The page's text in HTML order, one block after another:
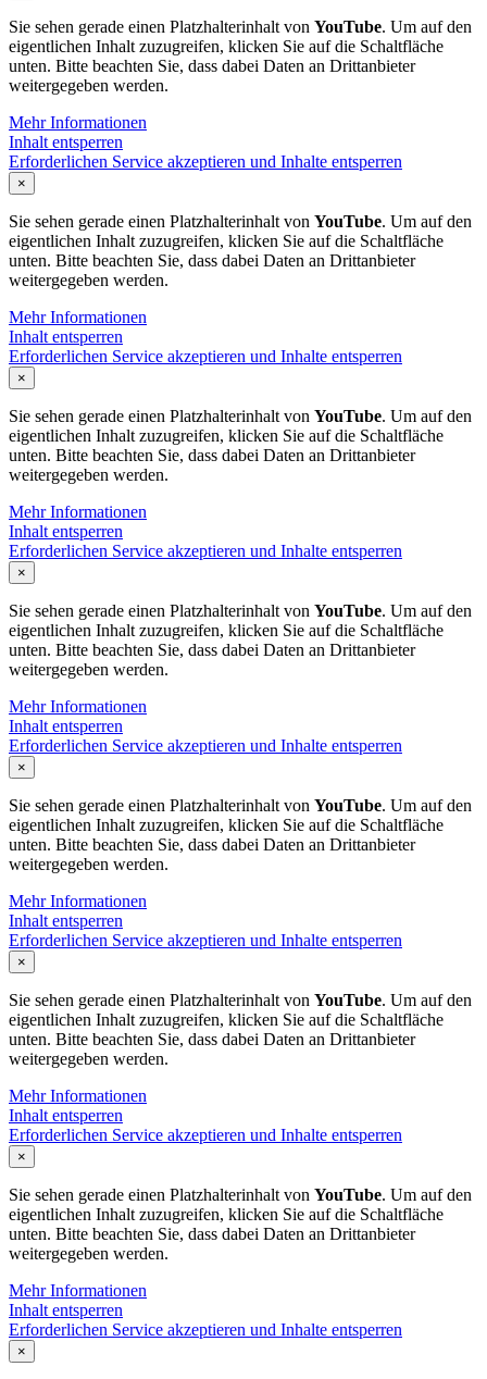
Sie sehen gerade einen Platzhalterinhalt von YouTube. Um auf den
eigentlichen Inhalt zuzugreifen, klicken Sie auf die Schaltfläche
unten. Bitte beachten Sie, dass dabei Daten an Drittanbieter
weitergegeben werden.
Mehr Informationen
Inhalt entsperren
Erforderlichen Service akzeptieren und Inhalte entsperren
×
Sie sehen gerade einen Platzhalterinhalt von YouTube. Um auf den
eigentlichen Inhalt zuzugreifen, klicken Sie auf die Schaltfläche
unten. Bitte beachten Sie, dass dabei Daten an Drittanbieter
weitergegeben werden.
Mehr Informationen
Inhalt entsperren
Erforderlichen Service akzeptieren und Inhalte entsperren
×
Sie sehen gerade einen Platzhalterinhalt von YouTube. Um auf den
eigentlichen Inhalt zuzugreifen, klicken Sie auf die Schaltfläche
unten. Bitte beachten Sie, dass dabei Daten an Drittanbieter
weitergegeben werden.
Mehr Informationen
Inhalt entsperren
Erforderlichen Service akzeptieren und Inhalte entsperren
×
Sie sehen gerade einen Platzhalterinhalt von YouTube. Um auf den
eigentlichen Inhalt zuzugreifen, klicken Sie auf die Schaltfläche
unten. Bitte beachten Sie, dass dabei Daten an Drittanbieter
weitergegeben werden.
Mehr Informationen
Inhalt entsperren
Erforderlichen Service akzeptieren und Inhalte entsperren
×
Sie sehen gerade einen Platzhalterinhalt von YouTube. Um auf den
eigentlichen Inhalt zuzugreifen, klicken Sie auf die Schaltfläche
unten. Bitte beachten Sie, dass dabei Daten an Drittanbieter
weitergegeben werden.
Mehr Informationen
Inhalt entsperren
Erforderlichen Service akzeptieren und Inhalte entsperren
×
Sie sehen gerade einen Platzhalterinhalt von YouTube. Um auf den
eigentlichen Inhalt zuzugreifen, klicken Sie auf die Schaltfläche
unten. Bitte beachten Sie, dass dabei Daten an Drittanbieter
weitergegeben werden.
Mehr Informationen
Inhalt entsperren
Erforderlichen Service akzeptieren und Inhalte entsperren
×
Sie sehen gerade einen Platzhalterinhalt von YouTube. Um auf den
eigentlichen Inhalt zuzugreifen, klicken Sie auf die Schaltfläche
unten. Bitte beachten Sie, dass dabei Daten an Drittanbieter
weitergegeben werden.
Mehr Informationen
Inhalt entsperren
Erforderlichen Service akzeptieren und Inhalte entsperren
×